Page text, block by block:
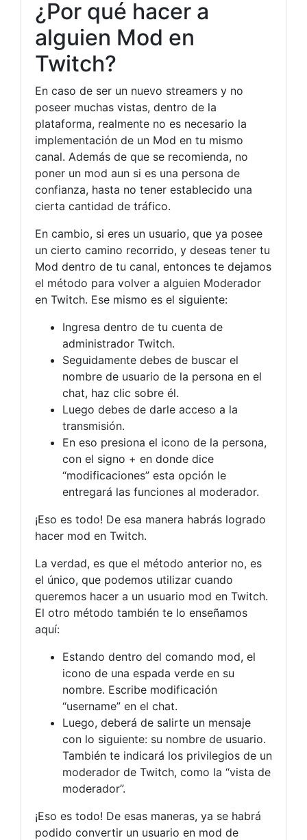
¿Por qué hacer a
alguien Mod en
Twitch?
En caso de ser un nuevo streamers y no
poseer muchas vistas, dentro de la
plataforma, realmente no es necesario la
implementación de un Mod en tu mismo
canal. Además de que se recomienda, no
poner un mod aun si es una persona de
confianza, hasta no tener establecido una
cierta cantidad de tráfico.
En cambio, si eres un usuario, que ya posee
un cierto camino recorrido, y deseas tener tu
Mod dentro de tu canal, entonces te dejamos
el método para volver a alguien Moderador
en Twitch. Ese mismo es el siguiente:
Ingresa dentro de tu cuenta de
administrador Twitch.
Seguidamente debes de buscar el
nombre de usuario de la persona en el
chat, haz clic sobre él.
Luego debes de darle acceso a la
transmisión.
En eso presiona el icono de la persona,
con el signo + en donde dice
“modificaciones” esta opción le
entregará las funciones al moderador.
¡Eso es todo! De esa manera habrás logrado
hacer mod en Twitch.
La verdad, es que el método anterior no, es
el único, que podemos utilizar cuando
queremos hacer a un usuario mod en Twitch.
El otro método también te lo enseñamos
aquí:
Estando dentro del comando mod, el
icono de una espada verde en su
nombre. Escribe modificación
“username” en el chat.
Luego, deberá de salirte un mensaje
con lo siguiente: su nombre de usuario.
También te indicará los privilegios de un
moderador de Twitch, como la “vista de
moderador”.
¡Eso es todo! De esas maneras, ya se habrá
podido convertir un usuario en mod de